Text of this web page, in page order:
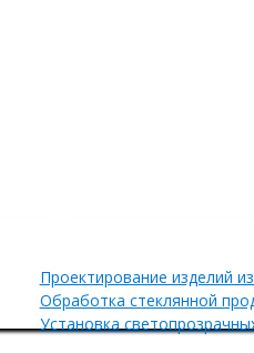
Проектирование изделий
Обработка стеклянной
Установка